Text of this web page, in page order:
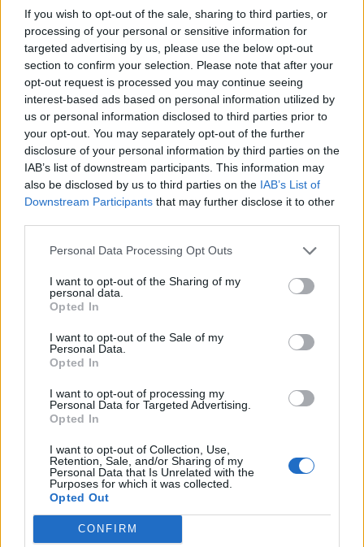
If you wish to opt-out of the sale, sharing to third parties, or
processing of your personal or sensitive information for
targeted advertising by us, please use the below opt-out
section to confirm your selection. Please note that after your
opt-out request is processed you may continue seeing
interest-based ads based on personal information utilized by
us or personal information disclosed to third parties prior to
your opt-out. You may separately opt-out of the further
disclosure of your personal information by third parties on the
IAB’s list of downstream participants. This information may
also be disclosed by us to third parties on the IAB’s List of
Downstream Participants that may further disclose it to other
Personal Data Processing Opt Outs
I want to opt-out of the Sharing of my
personal data.
Opted In
I want to opt-out of the Sale of my
Personal Data.
Opted In
I want to opt-out of processing my
Personal Data for Targeted Advertising.
Opted In
I want to opt-out of Collection, Use,
Retention, Sale, and/or Sharing of my
Personal Data that Is Unrelated with the
Purposes for which it was collected.
Opted Out
CONFIRM